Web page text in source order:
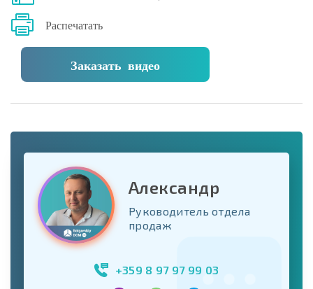
Распечатать
Заказать видео
Александр
Руководитель отдела
продаж
+359 8 97 97 99 03